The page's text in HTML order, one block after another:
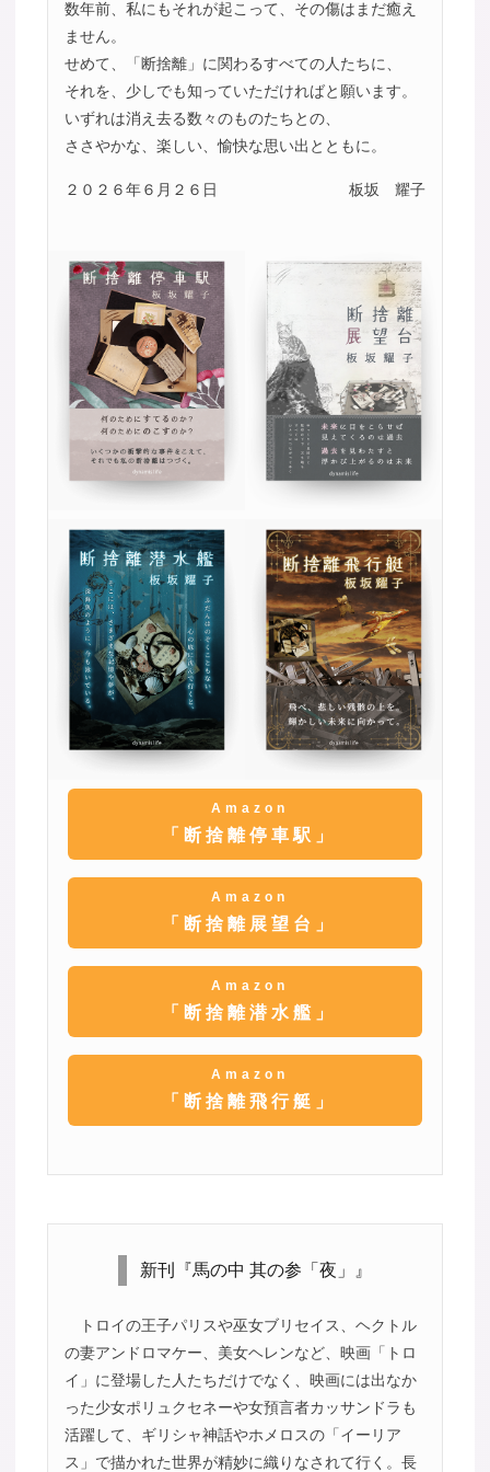
数年前、私にもそれが起こって、その傷はまだ癒え
ません。
せめて、「断捨離」に関わるすべての人たちに、
それを、少しでも知っていただければと願います。
いずれは消え去る数々のものたちとの、
ささやかな、楽しい、愉快な思い出とともに。
２０２６年６月２６日 板坂 耀子
Amazon
「断捨離停車駅」
Amazon
「断捨離展望台」
Amazon
「断捨離潜水艦」
Amazon
「断捨離飛行艇」
新刊『馬の中 其の参「夜」』
トロイの王子パリスや巫女ブリセイス、ヘクトル
の妻アンドロマケー、美女ヘレンなど、映画「トロ
イ」に登場した人たちだけでなく、映画には出なか
った少女ポリュクセネーや女預言者カッサンドラも
活躍して、ギリシャ神話やホメロスの「イーリア
ス」で描かれた世界が精妙に織りなされて行く。長